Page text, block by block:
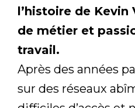
l’histoire de
de métier et
travail.
Après des années
sur des réseaux